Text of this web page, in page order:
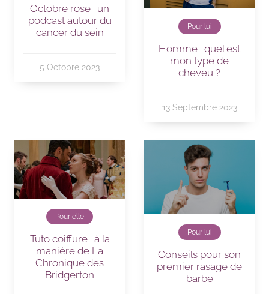
Octobre rose : un
podcast autour du
cancer du sein
5 Octobre 2023
Pour lui
Homme : quel est
mon type de
cheveu ?
13 Septembre 2023
Pour elle
Tuto coiffure : à la
manière de La
Chronique des
Bridgerton
Pour lui
Conseils pour son
premier rasage de
barbe